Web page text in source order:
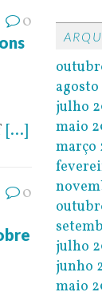
0
[...]
0
julho
maio
março
julho
junho
maio